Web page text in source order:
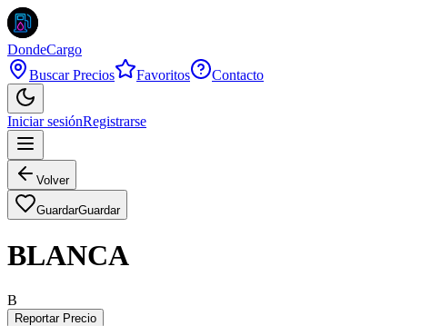
DondeCargo
Buscar Precios
Favoritos Contacto
Iniciar sesiónRegistrarse
Volver
GuardarGuardar
BLANCA
B
Reportar Precio